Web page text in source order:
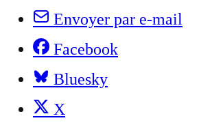
Envoyer par e-mail
Facebook
Bluesky
X